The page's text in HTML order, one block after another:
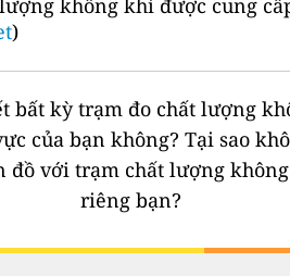
không khí được cung
)
bất kỳ trạm đo chất lượng
của bạn không? Tại sao
đồ với trạm chất lượng
riêng bạn?